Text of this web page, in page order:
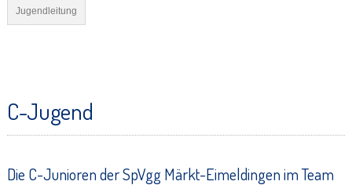
Jugendleitung
C-Jugend
Die C-Junioren der SpVgg Märkt-Eimeldingen im Team